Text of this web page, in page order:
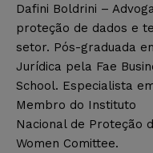
Dafini Boldrini –
proteção de dados e
setor. Pós-graduada
Jurídica pela Fae
School. Especialista
Membro do Instituto
Nacional de Proteção
Women Comittee.